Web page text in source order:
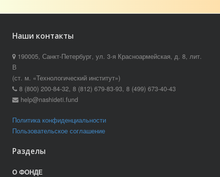
Наши контакты
190005, Санкт-Петербург, ул. 3-я Красноармейская, д. 8, лит.
В
(ст. м. «Технологический институт»)
8 (800) 200-84-32, 8 (812) 679-83-93, 8 (499) 673-40-43
help@nashideti.fund
Политика конфиденциальности
Пользовательское соглашение
Разделы
О ФОНДЕ